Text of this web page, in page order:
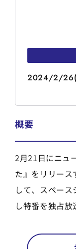
2024/2/26(
概要
2月21日にニュ
た』をリリー
して、スペー
し特番を独占放